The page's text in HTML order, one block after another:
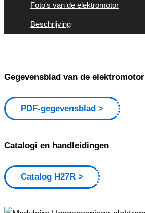
Foto's van de elektromotor
Beschrijving
Gegevensblad van de elektromotor
PDF-gegevensblad
Catalogi en handleidingen
Catalog H27R